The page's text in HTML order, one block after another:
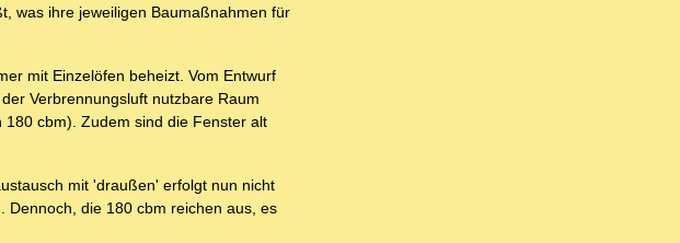
was ihre jeweiligen Baumaßnahmen für
mit Einzelöfen beheizt. Vom Entwurf
Verbrennungsluft nutzbare Raum
cbm). Zudem sind die Fenster alt
mit 'draußen' erfolgt nun nicht
Dennoch, die 180 cbm reichen aus, es